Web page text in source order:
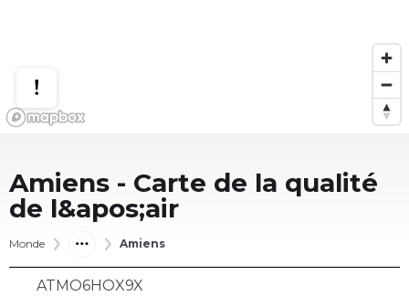
Amiens - Carte de la qualité
de l&apos;air
Monde Amiens
ATMO6HOX9X